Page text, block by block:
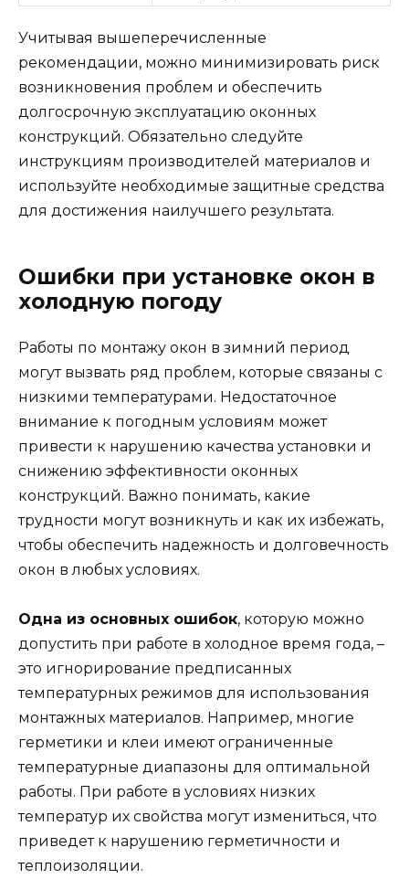
Учитывая вышеперечисленные
рекомендации, можно минимизировать риск
возникновения проблем и обеспечить
долгосрочную эксплуатацию оконных
конструкций. Обязательно следуйте
инструкциям производителей материалов и
используйте необходимые защитные средства
для достижения наилучшего результата.
Ошибки при установке окон в
холодную погоду
Работы по монтажу окон в зимний период
могут вызвать ряд проблем, которые связаны с
низкими температурами. Недостаточное
внимание к погодным условиям может
привести к нарушению качества установки и
снижению эффективности оконных
конструкций. Важно понимать, какие
трудности могут возникнуть и как их избежать,
чтобы обеспечить надежность и долговечность
окон в любых условиях.
Одна из основных ошибок, которую можно
допустить при работе в холодное время года, –
это игнорирование предписанных
температурных режимов для использования
монтажных материалов. Например, многие
герметики и клеи имеют ограниченные
температурные диапазоны для оптимальной
работы. При работе в условиях низких
температур их свойства могут измениться, что
приведет к нарушению герметичности и
теплоизоляции.